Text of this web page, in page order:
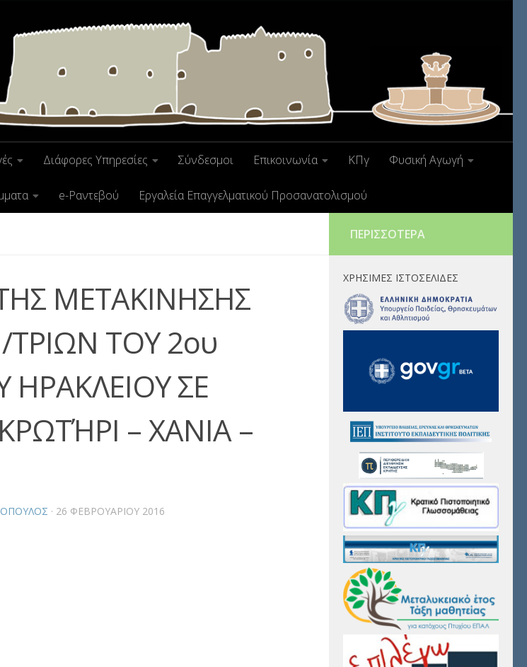
Διάφορες Υπηρεσίες Σύνδεσμοι Επικοινωνία ΚΠγ Φυσική Αγωγή
e-Ραντεβού Εργαλεία Επαγγελματικού Προσανατολισμού
ΜΕΤΑΚΙΝΗΣΗΣ
ΤΟΥ 2ου
ΗΡΑΚΛΕΙΟΥ ΣΕ
– ΧΑΝΙΑ –
· 26 ΦΕΒΡΟΥΑΡΊΟΥ 2016
ΠΕΡΙΣΣΌΤΕΡΑ
ΧΡΉΣΙΜΕΣ ΙΣΤΟΣΕΛΊΔΕΣ